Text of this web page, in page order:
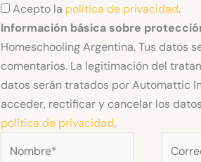
Acepto la política de privacidad.
Información básica sobre
Homeschooling Argentina. Tus datos
comentarios. La legitimación del
datos serán tratados por Automattic
acceder, rectificar y cancelar los
política de privacidad.